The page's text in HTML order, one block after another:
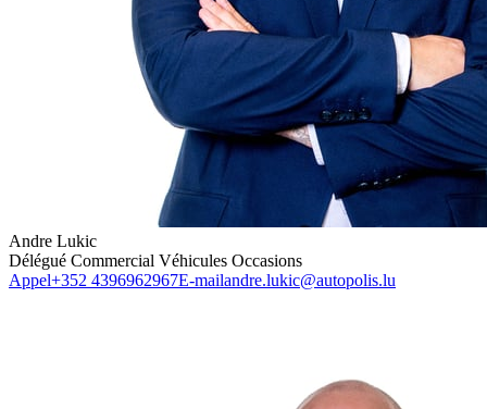
Andre Lukic
Délégué Commercial Véhicules Occasions
Appel+352 4396962967E-mailandre.lukic@autopolis.lu